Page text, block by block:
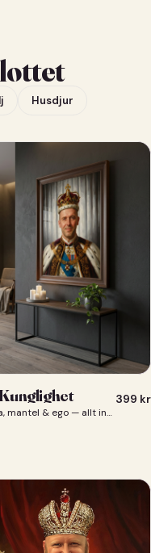
Husdjur
Krona, mantel & ego — allt ingår 👑
399 kr